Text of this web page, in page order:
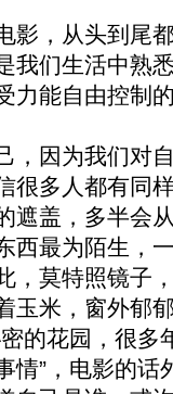
影，从头到尾
我们生活中熟
力能自由控制
，因为我们对
很多人都有同
遮盖，多半会
西最为陌生，
，莫特照镜子
玉米，窗外郁
的花园，很
情”，电影的